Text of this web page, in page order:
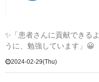
✨「患者さんに貢献できるよ
うに、勉強しています」😀
2024-02-29(Thu)